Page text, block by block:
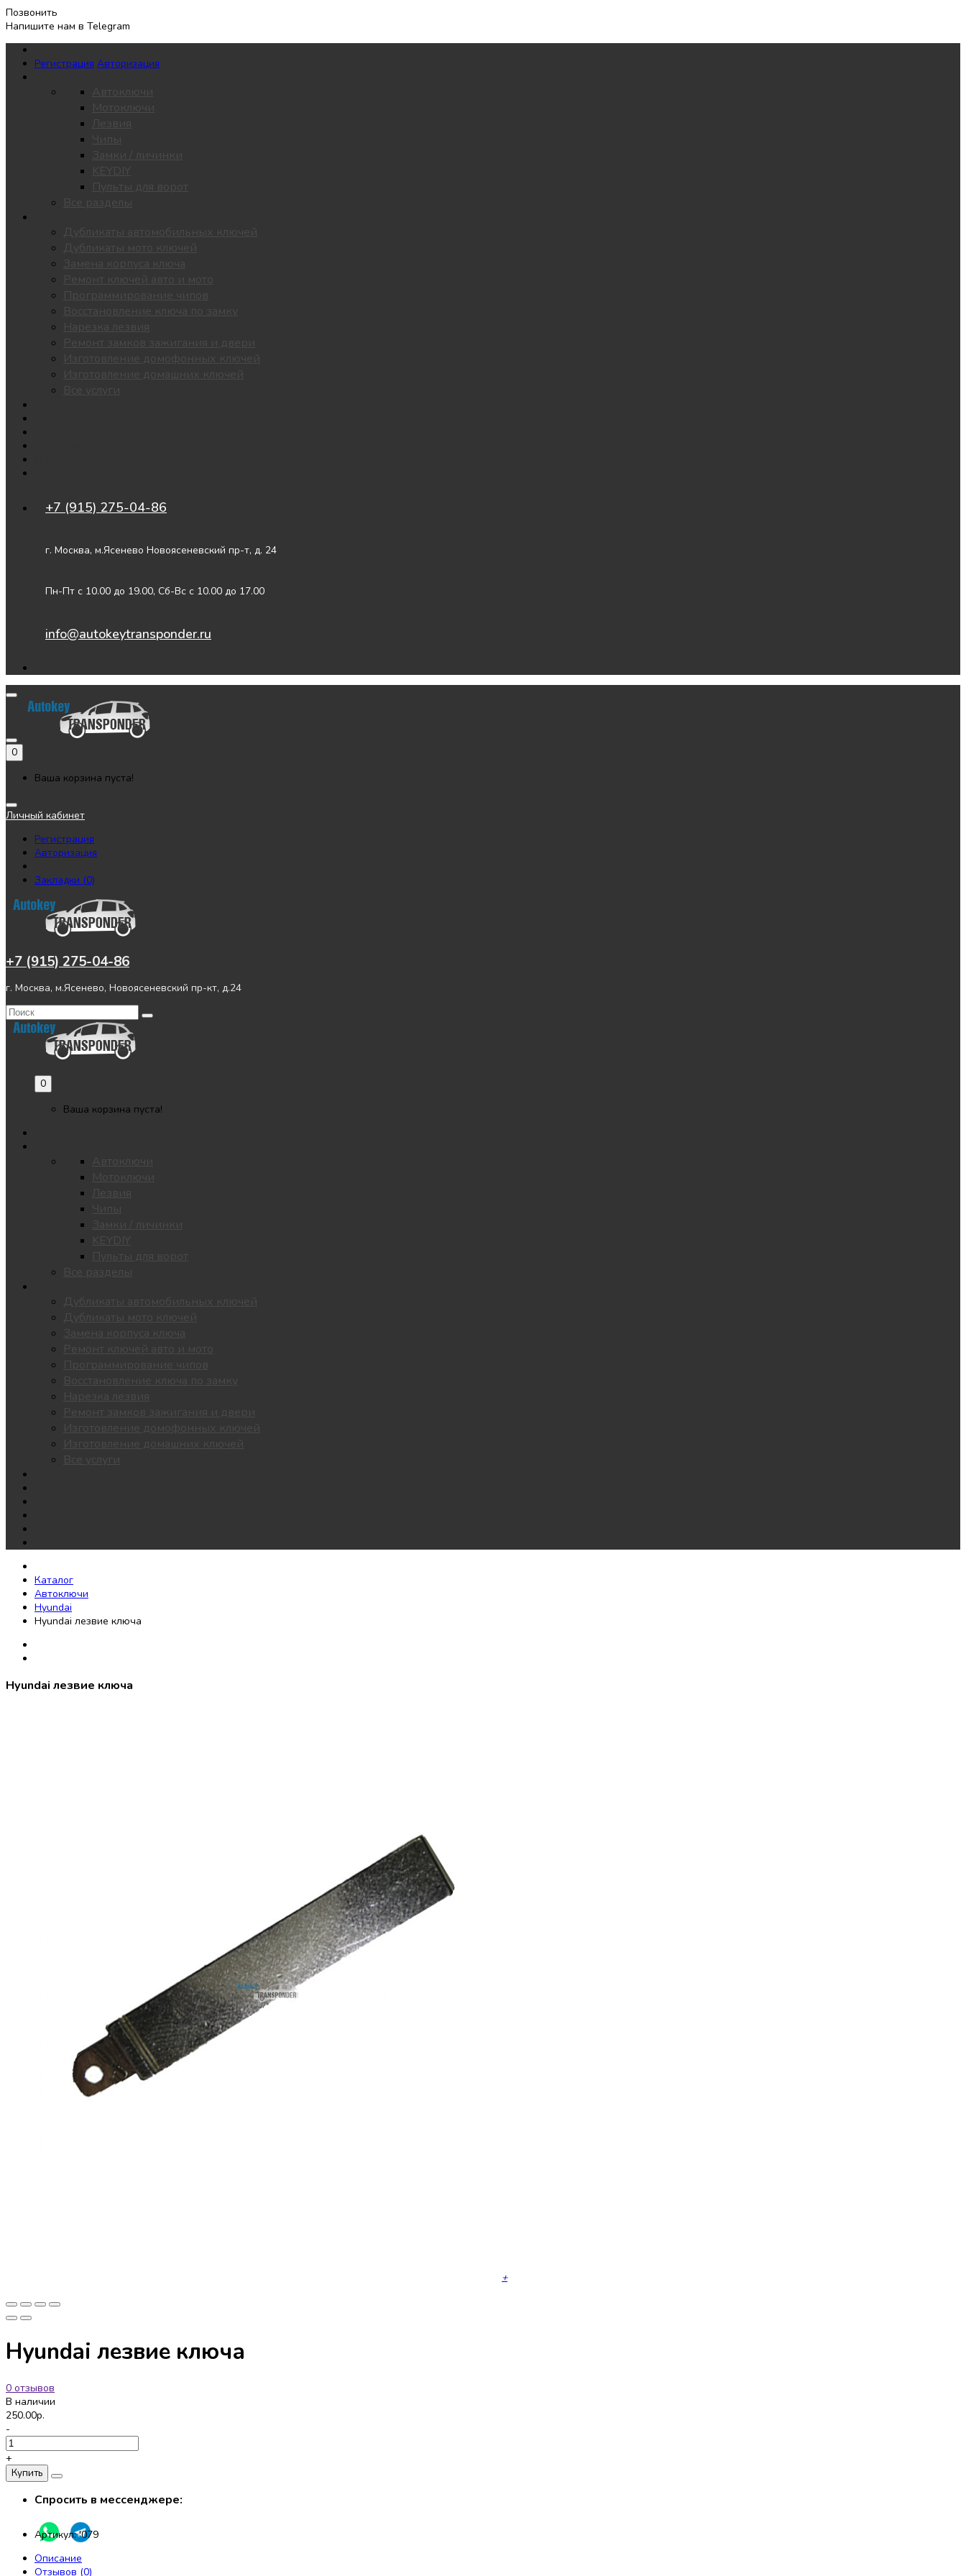
Позвонить
Напишите нам в Telegram
Регистрация Авторизация
Автоключи
Мотоключи
Лезвия
Замки / личинки
KEYDIY
Пульты для ворот
Все разделы
Дубликаты автомобильных ключей
Дубликаты мото ключей
Замена корпуса ключа
Ремонт ключей авто и мото
Программирование чипов
Восстановление ключа по замку
Нарезка лезвия
Ремонт замков зажигания и двери
Изготовление домофонных ключей
Изготовление домашних ключей
Все услуги
+7 (915) 275-04-86
г. Москва, м.Ясенево Новоясеневский пр-т, д. 24
Пн-Пт с 10.00 до 19.00, Сб-Вс с 10.00 до 17.00
info@autokeytransponder.ru
0
Ваша корзина пуста!
Личный кабинет
Регистрация
Авторизация
Закладки (0)
+7 (915) 275-04-86
г. Москва, м.Ясенево, Новоясеневский пр-кт, д.24
0
Ваша корзина пуста!
Автоключи
Мотоключи
Лезвия
Замки / личинки
KEYDIY
Пульты для ворот
Все разделы
Дубликаты автомобильных ключей
Дубликаты мото ключей
Замена корпуса ключа
Ремонт ключей авто и мото
Программирование чипов
Восстановление ключа по замку
Нарезка лезвия
Ремонт замков зажигания и двери
Изготовление домофонных ключей
Изготовление домашних ключей
Все услуги
Каталог
Автоключи
Hyundai
Hyundai лезвие ключа
Hyundai лезвие ключа
+
Hyundai лезвие ключа
0 отзывов
В наличии
250.00р.
-
+
Купить
Спросить в мессенджере:
Артикул:'079
Описание
Отзывов (0)